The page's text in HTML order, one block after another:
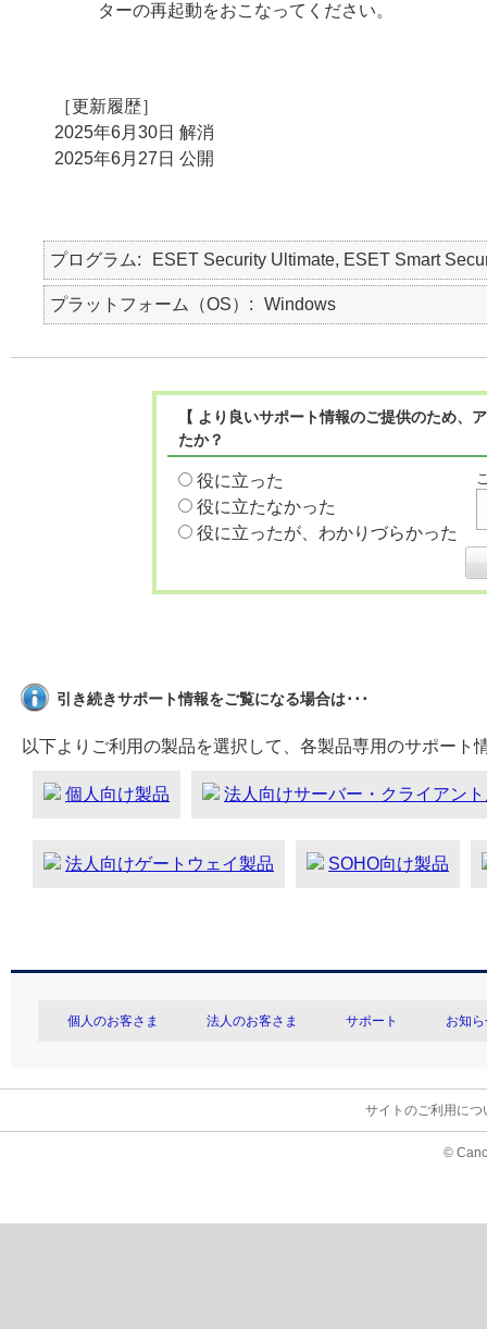
ターの再起動をおこなってください。
［更新履歴］
2025年6月30日 解消
2025年6月27日 公開
プログラム ESET Security Ultimate, ESET Smart
プラットフォーム（OS） Windows
【 より良いサポート情報のご提供のため
たか？
役に立った
役に立たなかった
役に立ったが、わかりづらかった
引き続きサポート情報をご覧になる場合は･･･
以下よりご利用の製品を選択して、各製品専用のサポート
個人向け製品 法人向けサーバー・クライアン
法人向けゲートウェイ製品 SOHO向け製品
個人のお客さま 法人のお客さま サポート お知
サイトのご利用につ
©